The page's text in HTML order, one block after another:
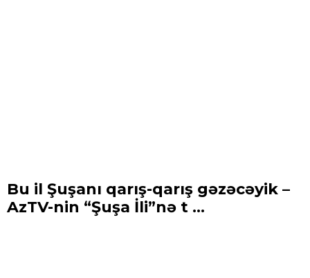
Bu il Şuşanı qarış-qarış gəzəcəyik –
AzTV-nin “Şuşa İli”nə t ...